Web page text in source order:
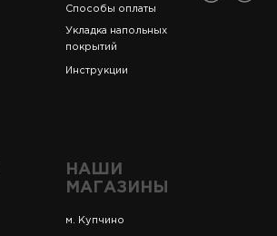
Способы оплаты
Укладка напольных
покрытий
Инструкции
НАШИ
МАГАЗИНЫ
м. Купчино